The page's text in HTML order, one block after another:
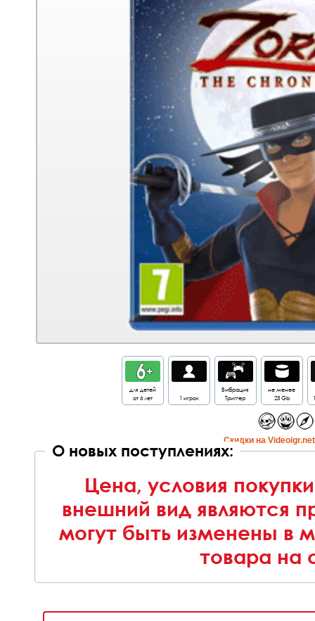
для детей
от 6 лет
1 игрок
Вибрация
Триггер
не менее
25 Gb
Cкидки на
О новых поступлениях:
Цена, условия
внешний вид являются
могут быть изменены в
товара на